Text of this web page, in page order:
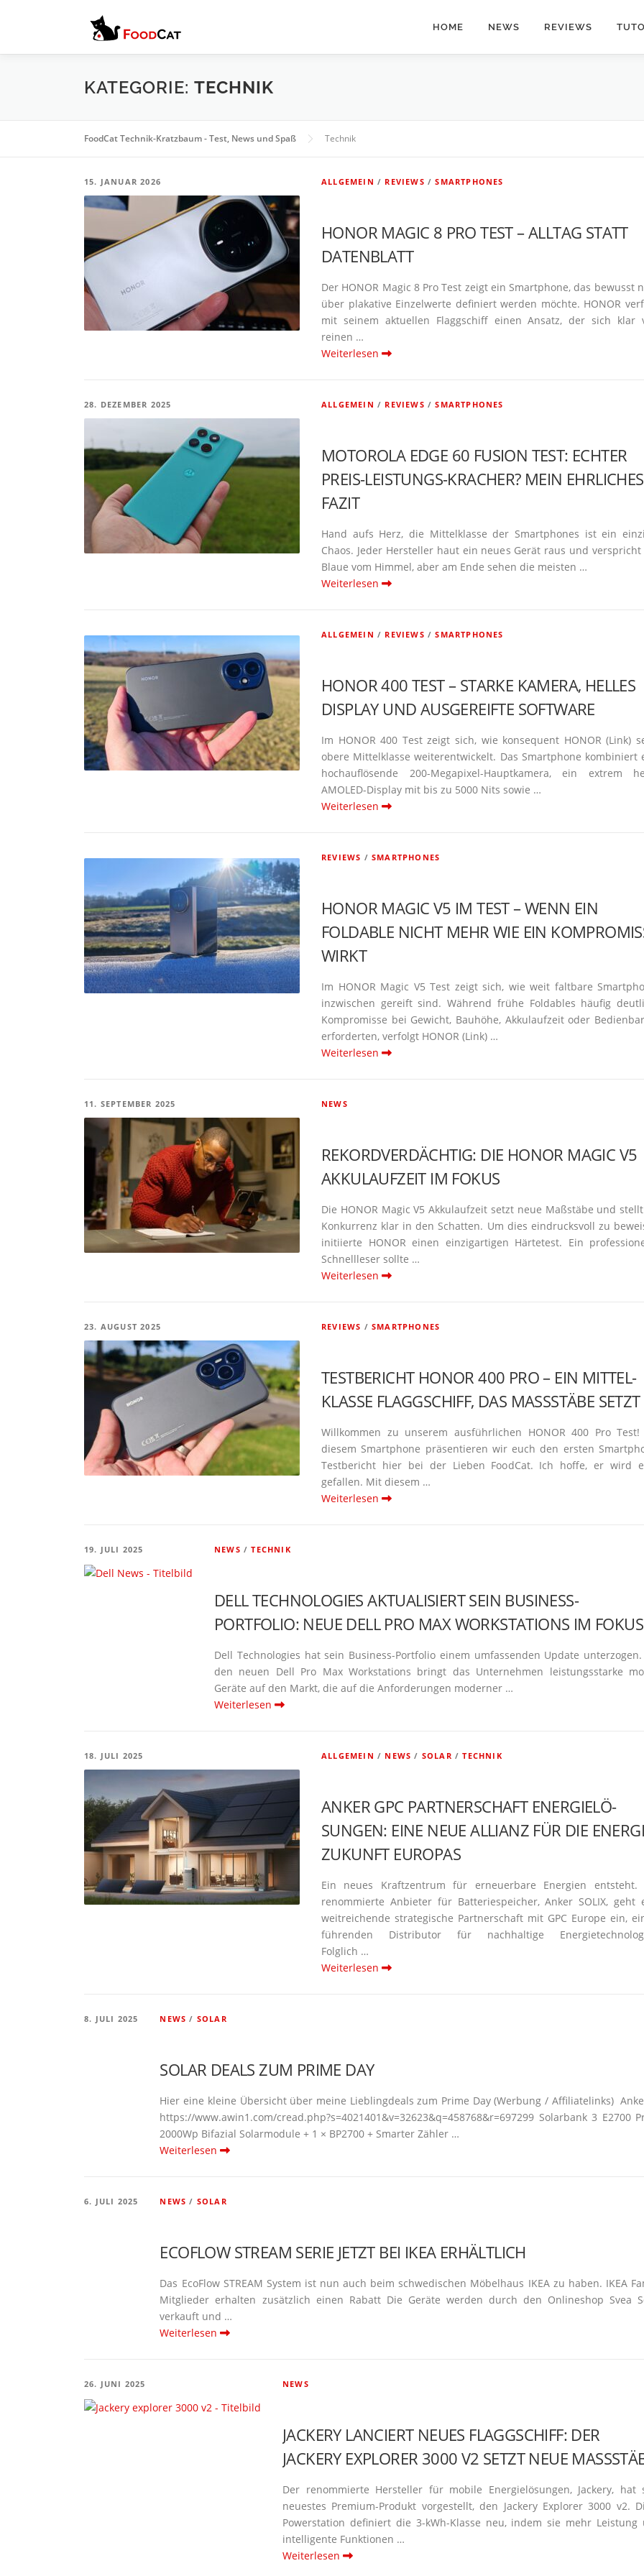
HOME NEWS REVIEWS
KATEGORIE: TECHNIK
FoodCat Technik-Kratzbaum - Test, News und Spaß Technik
15. JANUAR 2026 ALLGEMEIN / REVIEWS /SMARTPHONES
HONOR MAGIC 8 PRO TEST – ALLTAG STATT
DATENBLATT
Der HONOR Magic 8 Pro Test zeigt ein Smart­phone, das bewusst
über plakative Einzel­werte definiert werden möchte. HONOR
mit seinem aktuellen Flagg­schiff einen Ansatz, der sich klar
reinen …
Weiterlesen
28. DEZEMBER 2025 ALLGEMEIN / REVIEWS /SMARTPHONES
MOTOROLA EDGE 60 FUSION TEST: ECHTER
PREIS-LEISTUNGS-KRACHER? MEIN EHRLICHES
FAZIT
Hand aufs Herz, die Mittel­klasse der Smart­phones ist ein
Chaos. Jeder Hersteller haut ein neues Gerät raus und verspricht
Blaue vom Himmel, aber am Ende sehen die meisten …
Weiterlesen
ALLGEMEIN / REVIEWS /SMARTPHONES
HONOR 400 TEST – STARKE KAMERA, HELLES
DISPLAY UND AUSGE­REIFTE SOFTWARE
Im HONOR 400 Test zeigt sich, wie konse­quent HONOR (Link)
obere Mittel­klasse weiter­ent­wi­ckelt. Das Smart­phone kombi­niert
hochauf­lö­sende 200-Megapixel-Haupt­­kamera, ein extrem
AMOLED-Display mit bis zu 5000 Nits sowie …
Weiterlesen
REVIEWS /SMARTPHONES
HONOR MAGIC V5 IM TEST – WENN EIN
FOLDABLE NICHT MEHR WIE EIN
WIRKT
Im HONOR Magic V5 Test zeigt sich, wie weit faltbare
inzwi­schen gereift sind. Während frühe Foldables häufig
Kompro­misse bei Gewicht, Bauhöhe, Akkulaufzeit oder
erfor­derten, verfolgt HONOR (Link) …
Weiterlesen
11. SEPTEMBER 2025 NEWS
REKORD­VER­DÄCHTIG: DIE HONOR MAGIC V5
AKKULAUFZEIT IM FOKUS
Die HONOR Magic V5 Akkulaufzeit setzt neue Maßstäbe und
Konkurrenz klar in den Schatten. Um dies eindrucksvoll zu
initi­ierte HONOR einen einzig­ar­tigen Härtetest. Ein
Schnell­leser sollte …
Weiterlesen
23. AUGUST 2025 REVIEWS /SMARTPHONES
TESTBE­RICHT HONOR 400 PRO – EIN MITTEL­
KLASSE FLAGG­SCHIFF, DAS MASSSTÄBE SETZT
Willkommen zu unserem ausführ­lichen HONOR 400 Pro
diesem Smart­phone präsen­tieren wir euch den ersten
Testbe­richt hier bei der Lieben FoodCat. Ich hoffe, er wird
gefallen. Mit diesem …
Weiterlesen
19. JULI 2025 NEWS /TECHNIK
DELL TECHNO­LOGIES AKTUA­LI­SIERT SEIN BUSINESS-
PORTFOLIO: NEUE DELL PRO MAX WORKSTA­TIONS IM FOKUS
Dell Techno­logies hat sein Business-Portfolio einem umfas­senden Update
den neuen Dell Pro Max Worksta­tions bringt das Unter­nehmen leistungs­starke
Geräte auf den Markt, die auf die Anfor­de­rungen moderner …
Weiterlesen
18. JULI 2025 ALLGEMEIN / NEWS / SOLAR /TECHNIK
ANKER GPC PARTNER­SCHAFT ENERGIE­LÖ­
SUNGEN: EINE NEUE ALLIANZ FÜR DIE
ZU­KUNFT EUROPAS
Ein neues Kraft­zentrum für erneu­erbare Energien entsteht.
renom­mierte Anbieter für Batte­rie­speicher, Anker SOLIX, geht
weitrei­chende strate­gische Partner­schaft mit GPC Europe ein,
führenden Distri­butor für nachhaltige
Folglich …
Weiterlesen
8. JULI 2025 NEWS / SOLAR
SOLAR DEALS ZUM PRIME DAY
Hier eine kleine Übersicht über meine Liebling­deals zum Prime Day (Werbung / Affili­ate­links)
https://www.awin1.com/cread.php?s=4021401&v=32623&q=458768&r=697299 Solarbank 3 E2700
2000Wp Bifazial Solar­module + 1 × BP2700 + Smarter Zähler …
Weiterlesen
6. JULI 2025 NEWS / SOLAR
ECOFLOW STREAM SERIE JETZT BEI IKEA ERHÄLTLICH
Das EcoFlow STREAM System ist nun auch beim schwe­di­schen Möbelhaus IKEA zu haben. IKEA
Mitglieder erhalten zusätzlich einen Rabatt Die Geräte werden durch den Onlineshop Svea
verkauft und …
Weiterlesen
26. JUNI 2025 NEWS
JACKERY LANCIERT NEUES FLAGG­SCHIFF: DER
JACKERY EXPLORER 3000 V2 SETZT NEUE
Der renom­mierte Hersteller für mobile Energie­lö­sungen, Jackery, hat
neuestes Premium-Produkt vorge­stellt, den Jackery Explorer 3000 v2.
Power­station definiert die 3-kWh-Klasse neu, indem sie mehr Leistung
intel­li­gente Funktionen …
Weiterlesen